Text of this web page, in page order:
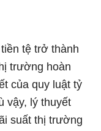
tệ trở thành
trường hoàn
của quy luật tỷ
vậy, lý thuyết
suất thị trường